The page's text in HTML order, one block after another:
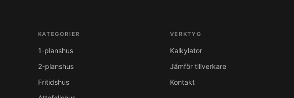
KATEGORIER
1-planshus
2-planshus
Fritidshus
VERKTYG
Kalkylator
Jämför tillverkare
Kontakt